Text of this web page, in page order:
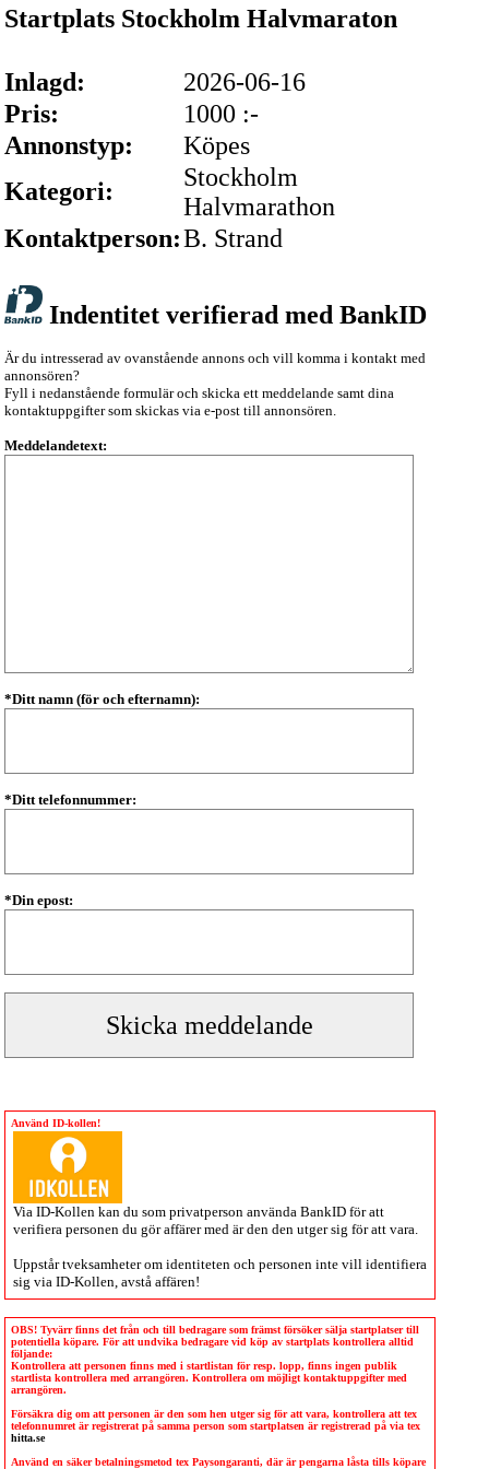
Startplats Stockholm Halvmaraton
Inlagd:
2026-06-16
Pris:
1000 :-
Annonstyp:
Köpes
Kategori:
Stockholm
Halvmarathon
Kontaktperson:B. Strand
Indentitet verifierad med BankID
Är du intresserad av ovanstående annons och vill komma i kontakt med
annonsören?
Fyll i nedanstående formulär och skicka ett meddelande samt dina
kontaktuppgifter som skickas via e-post till annonsören.
Meddelandetext:
*Ditt namn (för och efternamn):
*Ditt telefonnummer:
*Din epost:
Använd ID-kollen!
Via ID-Kollen kan du som privatperson använda BankID för att
verifiera personen du gör affärer med är den den utger sig för att vara.
Uppstår tveksamheter om identiteten och personen inte vill identifiera
sig via ID-Kollen , avstå affären!
OBS! Tyvärr finns det från och till bedragare som främst försöker sälja startplatser till
potentiella köpare. För att undvika bedragare vid köp av startplats kontrollera alltid
följande:
Kontrollera att personen finns med i startlistan för resp. lopp, finns ingen publik
startlista kontrollera med arrangören. Kontrollera om möjligt kontaktuppgifter med
arrangören.
Försäkra dig om att personen är den som hen utger sig för att vara, kontrollera att tex
telefonnumret är registrerat på samma person som startplatsen är registrerad på via tex
hitta.se
Använd en säker betalningsmetod tex Paysongaranti, där är pengarna låsta tills köpare